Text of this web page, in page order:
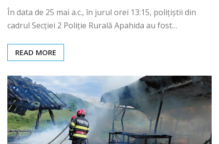
În data de 25 mai a.c., în jurul orei 13:15, polițiștii din
cadrul Secției 2 Poliție Rurală Apahida au fost…
READ MORE